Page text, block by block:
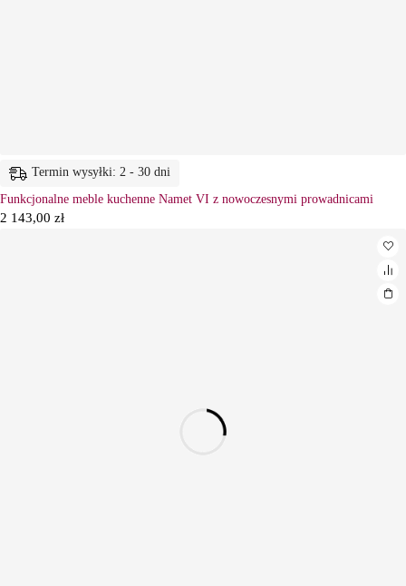
Termin wysyłki: 2 - 30 dni
Funkcjonalne meble kuchenne Namet VI z nowoczesnymi prowadnicami
2 143,00 zł